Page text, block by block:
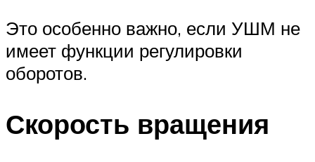
Это особенно важно, если УШМ не
имеет функции регулировки
оборотов.
Скорость вращения